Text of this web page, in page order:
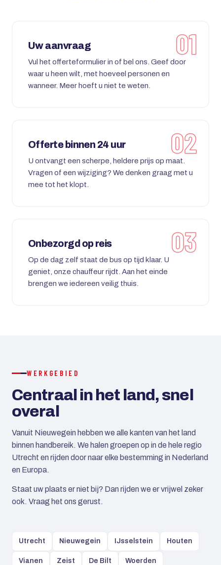
Uw aanvraag
Vul het offerteformulier in of bel ons. Geef door
waar u heen wilt, met hoeveel personen en
wanneer. Meer hoeft u niet te weten.
Offerte binnen 24 uur
U ontvangt een scherpe, heldere prijs op maat.
Vragen of een wijziging? We denken graag met u
mee tot het klopt.
Onbezorgd op reis
Op de dag zelf staat de bus op tijd klaar. U
geniet, onze chauffeur rijdt. Aan het einde
brengen we iedereen veilig thuis.
WERKGEBIED
Centraal in het land, snel
overal
Vanuit Nieuwegein hebben we alle kanten van het land
binnen handbereik. We halen groepen op in de hele regio
Utrecht en rijden door naar elke bestemming in Nederland
en Europa.
Staat uw plaats er niet bij? Dan rijden we er vrijwel zeker
ook. Vraag het ons gerust.
Utrecht Nieuwegein IJsselstein Houten
Vianen Zeist De Bilt Woerden